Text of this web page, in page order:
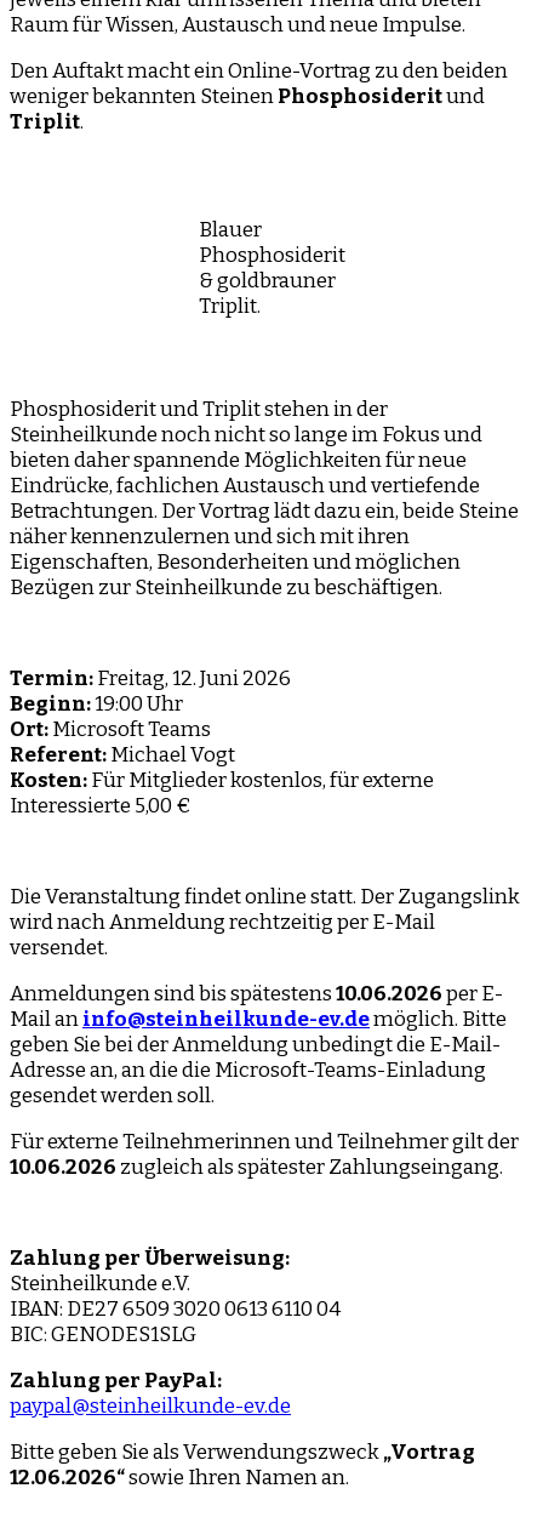
Raum für Wissen, Austausch und neue Impulse.
Den Auftakt macht ein Online-Vortrag zu den beiden
weniger bekannten SteinenPhosphosideritund
Triplit.
Blauer
Phosphosiderit
& goldbrauner
Triplit.
Phosphosiderit und Triplit stehen in der
Steinheilkunde noch nicht so lange im Fokus und
bieten daher spannende Möglichkeiten für neue
Eindrücke, fachlichen Austausch und vertiefende
Betrachtungen. Der Vortrag lädt dazu ein, beide Steine
näher kennenzulernen und sich mit ihren
Eigenschaften, Besonderheiten und möglichen
Bezügen zur Steinheilkunde zu beschäftigen.
Termin:Freitag, 12. Juni 2026
Beginn:19:00 Uhr
Ort:Microsoft Teams
Referent:Michael Vogt
Kosten:Für Mitglieder kostenlos, für externe
Interessierte 5,00 €
Die Veranstaltung findet online statt. Der Zugangslink
wird nach Anmeldung rechtzeitig per E-Mail
versendet.
Anmeldungen sind bis spätestens10.06.2026per E-
Mail aninfo@steinheilkunde-ev.demöglich. Bitte
geben Sie bei der Anmeldung unbedingt die E-Mail-
Adresse an, an die die Microsoft-Teams-Einladung
gesendet werden soll.
Für externe Teilnehmerinnen und Teilnehmer gilt der
10.06.2026 zugleich als spätester Zahlungseingang.
Zahlung per Überweisung:
Steinheilkunde e.V.
IBAN: DE27 6509 3020 0613 6110 04
BIC: GENODES1SLG
Zahlung per PayPal:
paypal@steinheilkunde-ev.de
Bitte geben Sie als Verwendungszweck„Vortrag
12.06.2026“sowie Ihren Namen an.